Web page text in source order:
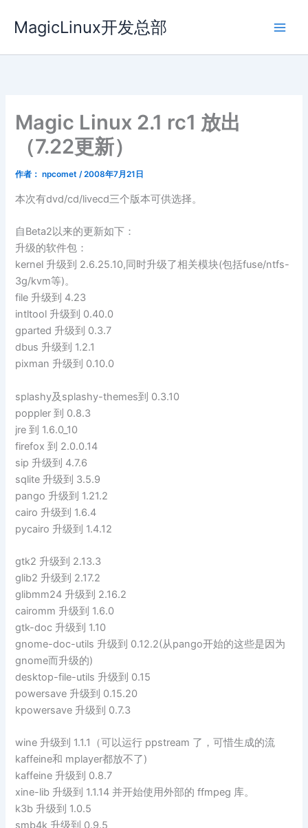
容
MagicLinux开发总部
Magic Linux 2.1 rc1 放出
（7.22更新）
作者： npcomet/2008年7月21日
本次有dvd/cd/livecd三个版本可供选择。
自Beta2以来的更新如下：
升级的软件包：
kernel 升级到 2.6.25.10,同时升级了相关模块(包括fuse/ntfs-
3g/kvm等)。
file 升级到 4.23
intltool 升级到 0.40.0
gparted 升级到 0.3.7
dbus 升级到 1.2.1
pixman 升级到 0.10.0
splashy及splashy-themes到 0.3.10
poppler 到 0.8.3
jre 到 1.6.0_10
firefox 到 2.0.0.14
sip 升级到 4.7.6
sqlite 升级到 3.5.9
pango 升级到 1.21.2
cairo 升级到 1.6.4
pycairo 升级到 1.4.12
gtk2 升级到 2.13.3
glib2 升级到 2.17.2
glibmm24 升级到 2.16.2
cairomm 升级到 1.6.0
gtk-doc 升级到 1.10
gnome-doc-utils 升级到 0.12.2(从pango开始的这些是因为
gnome而升级的)
desktop-file-utils 升级到 0.15
powersave 升级到 0.15.20
kpowersave 升级到 0.7.3
wine 升级到 1.1.1（可以运行 ppstream 了，可惜生成的流
kaffeine和 mplayer都放不了)
kaffeine 升级到 0.8.7
xine-lib 升级到 1.1.14 并开始使用外部的 ffmpeg 库。
k3b 升级到 1.0.5
smb4k 升级到 0.9.5